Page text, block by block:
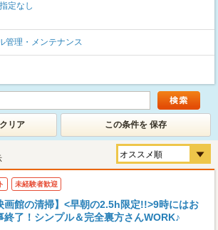
定なし
管理・メンテナンス
リア この条件を 保存
未経験者歓迎
画館の清掃】<早朝の2.5h限定!!>9時にはお
終了！シンプル＆完全裏方さんWORK♪